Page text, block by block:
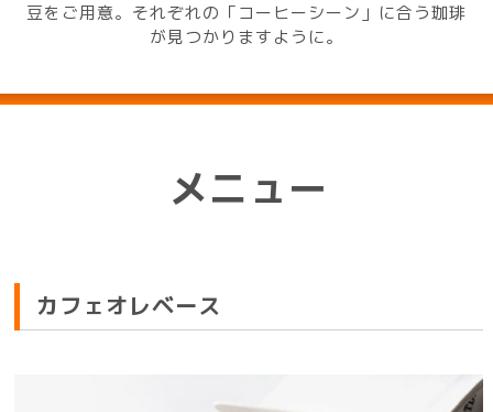
豆をご用意。それぞれの「コーヒーシーン」に合う珈琲
が見つかりますように。
メニュー
カフェオレベース